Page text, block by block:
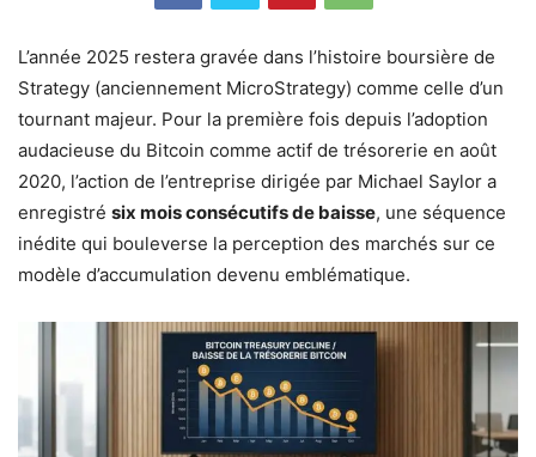
L’année 2025 restera gravée dans l’histoire boursière de
Strategy (anciennement MicroStrategy) comme celle d’un
tournant majeur. Pour la première fois depuis l’adoption
audacieuse du Bitcoin comme actif de trésorerie en août
2020, l’action de l’entreprise dirigée par Michael Saylor a
enregistré six mois consécutifs de baisse, une séquence
inédite qui bouleverse la perception des marchés sur ce
modèle d’accumulation devenu emblématique.